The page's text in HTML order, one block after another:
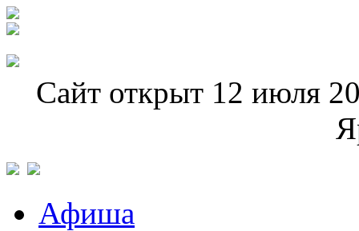
Сайт открыт 12 июля
Афиша